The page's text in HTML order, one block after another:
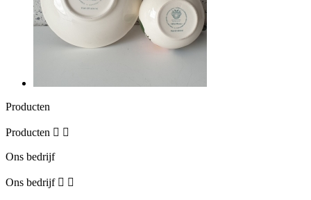
Producten
Producten  
Ons bedrijf
Ons bedrijf  